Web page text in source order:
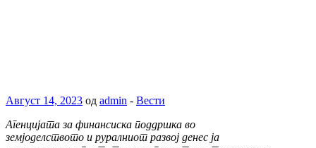
Август 14, 2023 од admin - Вести
Агенцијата за финансиска поддршка во
земјоделството и руралниот развој денес ја